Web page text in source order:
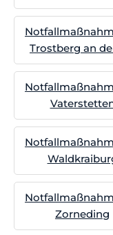
Trostberg an
Zorneding